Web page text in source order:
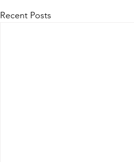
Recent Posts